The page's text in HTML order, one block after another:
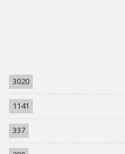
3020
1141
337